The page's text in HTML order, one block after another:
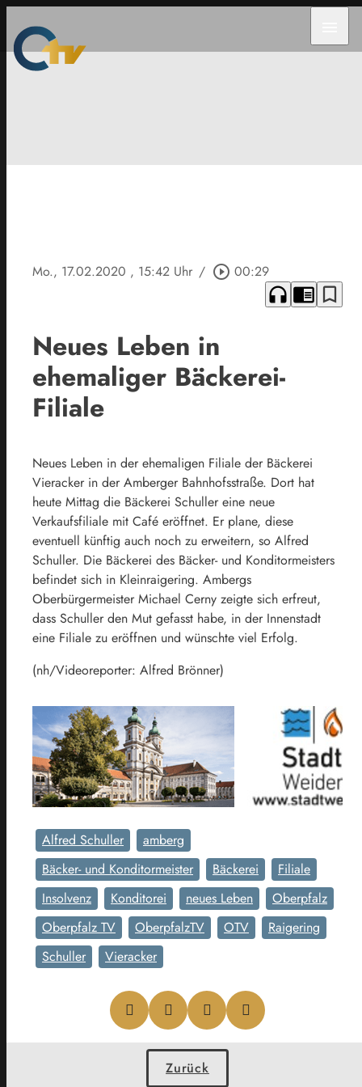
Mo., 17.02.2020 , 15:42 Uhr / play_circle_outline 00:29
headphones chrome_reader_mode bookmark_border
Neues Leben in
ehemaliger Bäckerei-
Filiale
Neues Leben in der ehemaligen Filiale der Bäckerei
Vieracker in der Amberger Bahnhofsstraße. Dort hat
heute Mittag die Bäckerei Schuller eine neue
Verkaufsfiliale mit Café eröffnet. Er plane, diese
eventuell künftig auch noch zu erweitern, so Alfred
Schuller. Die Bäckerei des Bäcker- und Konditormeisters
befindet sich in Kleinraigering. Ambergs
Oberbürgermeister Michael Cerny zeigte sich erfreut,
dass Schuller den Mut gefasst habe, in der Innenstadt
eine Filiale zu eröffnen und wünschte viel Erfolg.
(nh/Videoreporter: Alfred Brönner)
Alfred Schuller
amberg
Bäcker- und Konditormeister
Bäckerei
Filiale
Insolvenz
Konditorei neues Leben
Oberpfalz
Oberpfalz TV
OberpfalzTV OTV
Raigering
Schuller
Vieracker
Zurück